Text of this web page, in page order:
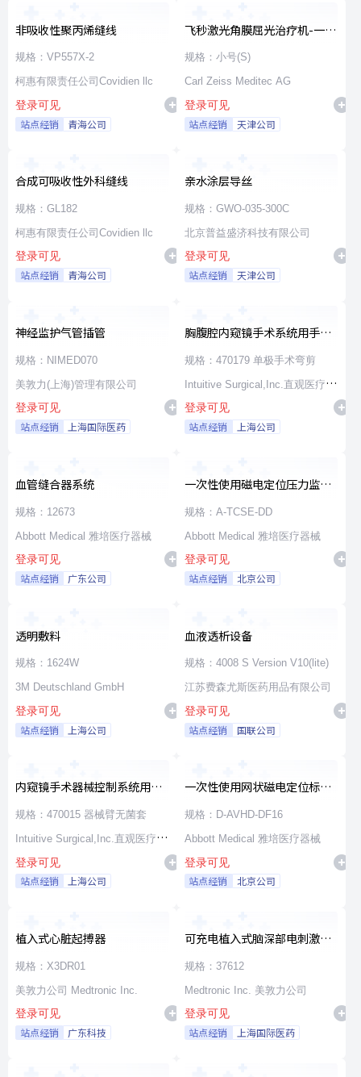
非吸收性聚丙烯缝线
规格：VP557X-2
柯惠有限责任公司Covidien llc
登录可见
站点经销 青海公司
飞秒激光角膜屈光治疗机-一次
性使用无菌治疗包
规格：小号(S)
Carl Zeiss Meditec AG
登录可见
站点经销 天津公司
合成可吸收性外科缝线
规格：GL182
柯惠有限责任公司Covidien llc
登录可见
站点经销 青海公司
亲水涂层导丝
规格：GWO-035-300C
北京普益盛济科技有限公司
登录可见
站点经销 天津公司
神经监护气管插管
规格：NIMED070
美敦力(上海)管理有限公司
登录可见
站点经销 上海国际医药
胸腹腔内窥镜手术系统用手术
器械
规格：470179 单极手术弯剪
Intuitive Surgical,Inc.直观医疗公
司
登录可见
站点经销 上海公司
血管缝合器系统
规格：12673
Abbott Medical 雅培医疗器械
登录可见
站点经销 广东公司
一次性使用磁电定位压力监测
消融导管
规格：A-TCSE-DD
Abbott Medical 雅培医疗器械
登录可见
站点经销 北京公司
透明敷料
规格：1624W
3M Deutschland GmbH
登录可见
站点经销 上海公司
血液透析设备
规格：4008 S Version V10(lite)
江苏费森尤斯医药用品有限公司
登录可见
站点经销 国联公司
内窥镜手术器械控制系统用无
源器械和附件
规格：470015 器械臂无菌套
Intuitive Surgical,Inc.直观医疗公
司
登录可见
站点经销 上海公司
一次性使用网状磁电定位标测
导管
规格：D-AVHD-DF16
Abbott Medical 雅培医疗器械
登录可见
站点经销 北京公司
植入式心脏起搏器
规格：X3DR01
美敦力公司 Medtronic Inc.
登录可见
站点经销 广东科技
可充电植入式脑深部电刺激脉
冲发生器套件
规格：37612
Medtronic Inc. 美敦力公司
登录可见
站点经销 上海国际医药